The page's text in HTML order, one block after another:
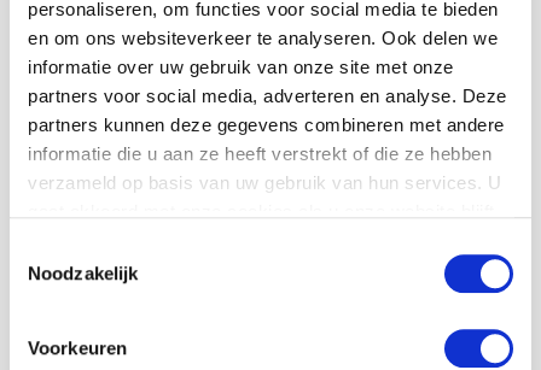
personaliseren, om functies voor social media te bieden
en om ons websiteverkeer te analyseren. Ook delen we
informatie over uw gebruik van onze site met onze
partners voor social media, adverteren en analyse. Deze
partners kunnen deze gegevens combineren met andere
informatie die u aan ze heeft verstrekt of die ze hebben
verzameld op basis van uw gebruik van hun services. U
Noodzakelijk
Voorkeuren
Wil je deze MaS
stage gaan doen?
Deze is te verkrijgen bij de MaS coördinator van